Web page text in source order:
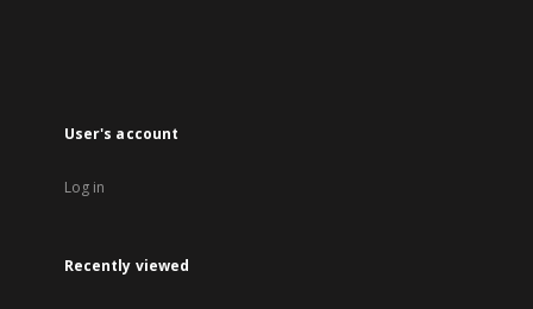
User's account
Log in
Recently viewed